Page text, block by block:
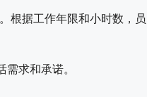
根据工作年限和小时数，员
求和承诺。